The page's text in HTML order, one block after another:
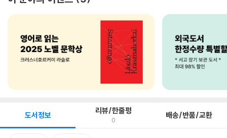
도서정보 리뷰/한줄평
0 배송/반품/교환